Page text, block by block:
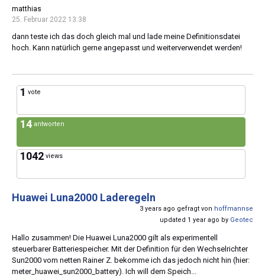
matthias
25. Februar 2022 13:38
dann teste ich das doch gleich mal und lade meine Definitionsdatei
hoch. Kann natürlich gerne angepasst und weiterverwendet werden!
1 vote
14 antworten
1042 views
Huawei Luna2000 Laderegeln
3 years ago gefragt von hoffmannse
updated 1 year ago by Geotec
Hallo zusammen! Die Huawei Luna2000 gilt als experimentell
steuerbarer Batteriespeicher. Mit der Definition für den Wechselrichter
Sun2000 vom netten Rainer Z. bekomme ich das jedoch nicht hin (hier:
meter_huawei_sun2000_battery). Ich will dem Speich...